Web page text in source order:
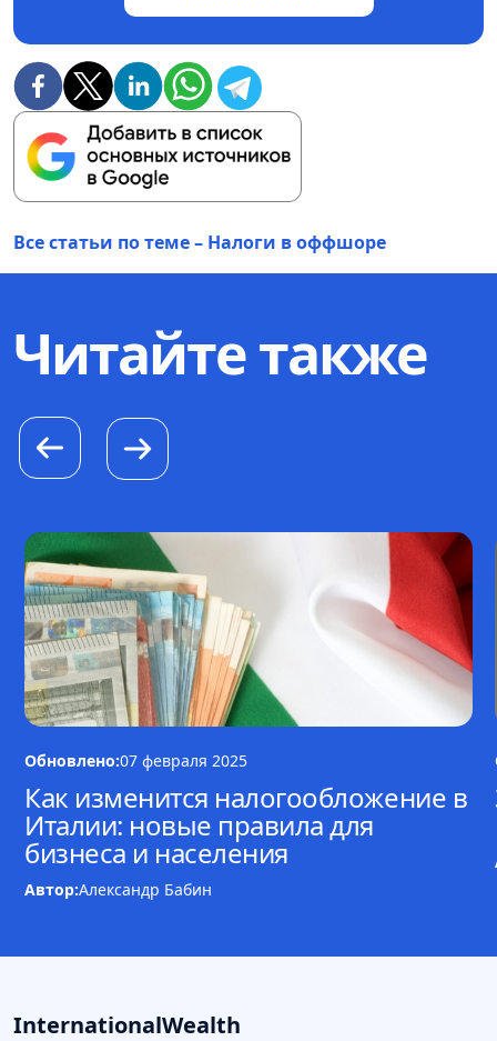
Все статьи по теме – Налоги в оффшоре
Читайте также
Обновлено:07 февраля 2025
Как изменится налогообложение в
Италии: новые правила для
бизнеса и населения
Автор:Александр Бабин
InternationalWealth